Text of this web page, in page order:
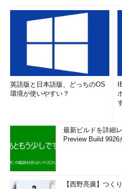
英語版と日本語版、どっちのOS
環境が使いやすい？
最新ビルドを詳細
Preview Build
【西野亮廣】つく